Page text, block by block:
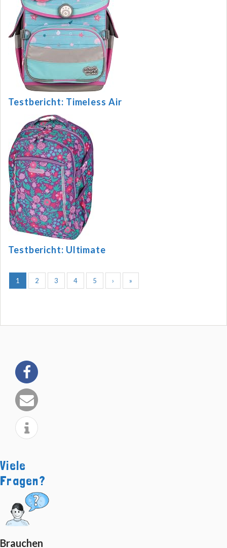
Testbericht: Timeless Air
Testbericht: Ultimate
1 2 3 4 5 › »
Viele
Fragen?
Brauchen